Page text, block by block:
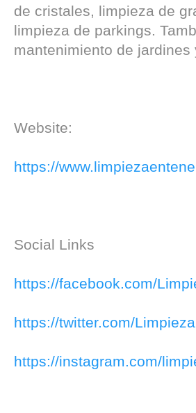
de cristales, limpieza de
limpieza de parkings.
mantenimiento de
Website:
https://
Social Links
https://facebook.com/
https://twitter.com/
https://instagram.com/